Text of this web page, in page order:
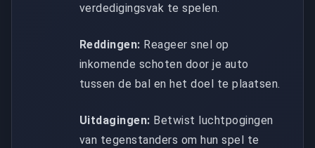
verdedigingsvak te spelen.
Reddingen: Reageer snel op
inkomende schoten door je auto
tussen de bal en het doel te plaatsen.
Uitdagingen: Betwist luchtpogingen
van tegenstanders om hun spel te